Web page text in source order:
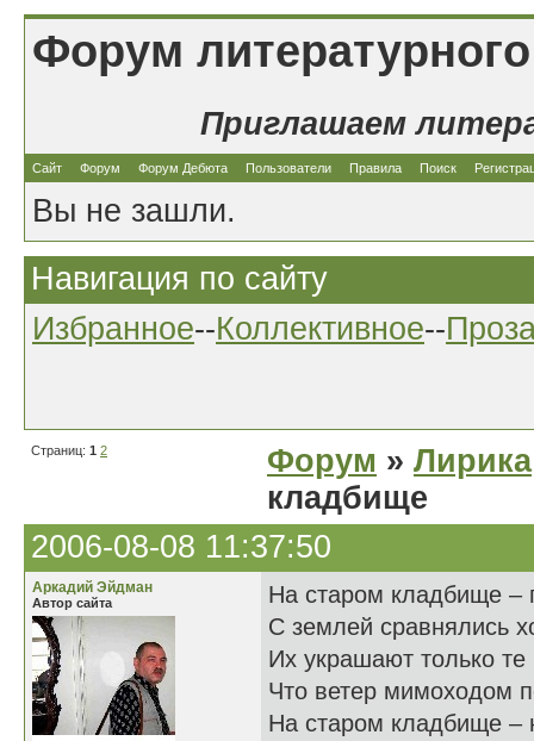
Форум
Приглашаем
Сайт Форум Форум Дебюта Пользователи Правила Поиск
Вы не зашли.
Навигация по сайту
Избранное--Коллективное--
Страниц: 1 2 Форум » Лирика
кладбище
2006-08-08 11:37:50
Аркадий Эйдман
Автор сайта
На старом кладбище –
С землей сравнялись
Их украшают только те
Что ветер мимоходом
На старом кладбище –